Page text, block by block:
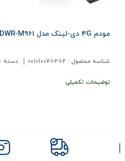
مودم 4G دی-لینک مدل DWR-M961
شناسه محصول : 00101007-1-2-1-2 دسته :
توضیحات تکمیلی